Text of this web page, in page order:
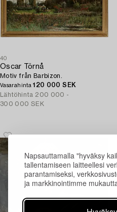
Napsauttamalla "hyväksy
tallentamiseen laitteellesi
parantamiseksi,
ja markkinointimme
40
Oscar Törnå
Motiv från Barbizon.
Vasarahinta120 000 SEK
Lähtöhinta 200 000 -
300 000 SEK